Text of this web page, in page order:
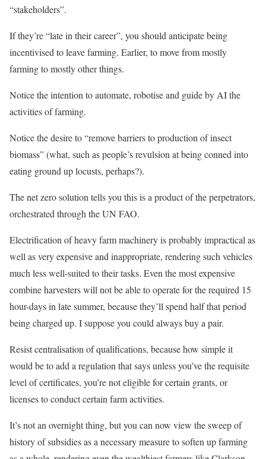
“stakeholders”.
If they’re “late in their career”, you should anticipate being
incentivised to leave farming. Earlier, to move from mostly
farming to mostly other things.
Notice the intention to automate, robotise and guide by AI the
activities of farming.
Notice the desire to “remove barriers to production of insect
biomass” (what, such as people’s revulsion at being conned into
eating ground up locusts, perhaps?).
The net zero solution tells you this is a product of the perpetrators,
orchestrated through the UN FAO.
Electrification of heavy farm machinery is probably impractical as
well as very expensive and inappropriate, rendering such vehicles
much less well-suited to their tasks. Even the most expensive
combine harvesters will not be able to operate for the required 15
hour-days in late summer, because they’ll spend half that period
being charged up. I suppose you could always buy a pair.
Resist centralisation of qualifications, because how simple it
would be to add a regulation that says unless you’ve the requisite
level of certificates, you’re not eligible for certain grants, or
licenses to conduct certain farm activities.
It’s not an overnight thing, but you can now view the sweep of
history of subsidies as a necessary measure to soften up farming